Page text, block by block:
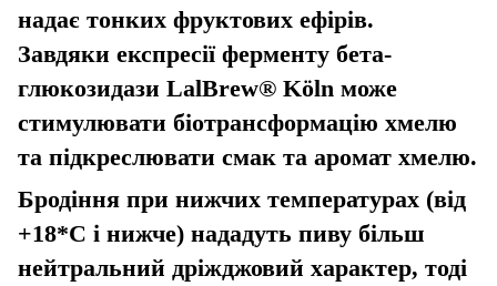
надає тонких фруктових ефірів.
Завдяки експресії ферменту бета-
глюкозидази LalBrew® Köln може
стимулювати біотрансформацію хмелю
та підкреслювати смак та аромат хмелю.
Бродіння при нижчих температурах (від
+18*С і нижче) нададуть пиву більш
нейтральний дріжджовий характер, тоді